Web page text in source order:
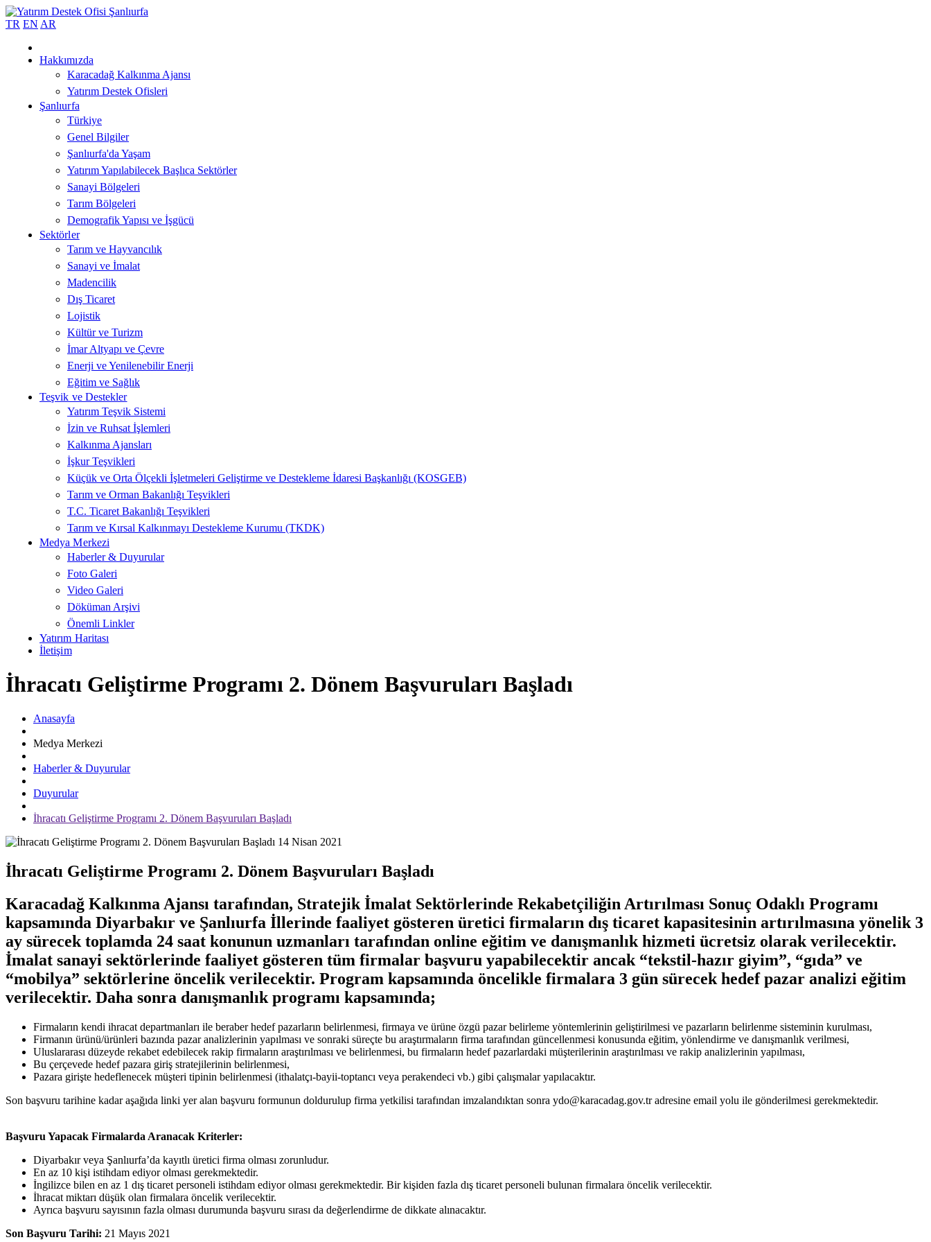
TR EN AR
Hakkımızda
Karacadağ Kalkınma Ajansı
Yatırım Destek Ofisleri
Şanlıurfa
Türkiye
Genel Bilgiler
Şanlıurfa'da Yaşam
Yatırım Yapılabilecek Başlıca Sektörler
Sanayi Bölgeleri
Tarım Bölgeleri
Demografik Yapısı ve İşgücü
Sektörler
Tarım ve Hayvancılık
Sanayi ve İmalat
Madencilik
Dış Ticaret
Lojistik
Kültür ve Turizm
İmar Altyapı ve Çevre
Enerji ve Yenilenebilir Enerji
Eğitim ve Sağlık
Teşvik ve Destekler
Yatırım Teşvik Sistemi
İzin ve Ruhsat İşlemleri
Kalkınma Ajansları
İşkur Teşvikleri
Küçük ve Orta Ölçekli İşletmeleri Geliştirme ve Destekleme İdaresi Başkanlığı (KOSGEB)
Tarım ve Orman Bakanlığı Teşvikleri
T.C. Ticaret Bakanlığı Teşvikleri
Tarım ve Kırsal Kalkınmayı Destekleme Kurumu (TKDK)
Medya Merkezi
Haberler & Duyurular
Foto Galeri
Video Galeri
Döküman Arşivi
Önemli Linkler
Yatırım Haritası
İletişim
İhracatı Geliştirme Programı 2. Dönem Başvuruları Başladı
Anasayfa
Medya Merkezi
Haberler & Duyurular
Duyurular
İhracatı Geliştirme Programı 2. Dönem Başvuruları Başladı
14 Nisan 2021
İhracatı Geliştirme Programı 2. Dönem Başvuruları Başladı
Karacadağ Kalkınma Ajansı tarafından, Stratejik İmalat Sektörlerinde Rekabetçiliğin Artırılması Sonuç Odaklı Programı
kapsamında Diyarbakır ve Şanlıurfa İllerinde faaliyet gösteren üretici firmaların dış ticaret kapasitesinin artırılmasına yönelik 3
ay sürecek toplamda 24 saat konunun uzmanları tarafından online eğitim ve danışmanlık hizmeti ücretsiz olarak verilecektir.
İmalat sanayi sektörlerinde faaliyet gösteren tüm firmalar başvuru yapabilecektir ancak “tekstil-hazır giyim”, “gıda” ve
“mobilya” sektörlerine öncelik verilecektir. Program kapsamında öncelikle firmalara 3 gün sürecek hedef pazar analizi eğitim
verilecektir. Daha sonra danışmanlık programı kapsamında;
Firmaların kendi ihracat departmanları ile beraber hedef pazarların belirlenmesi, firmaya ve ürüne özgü pazar belirleme yöntemlerinin geliştirilmesi ve pazarların belirlenme sisteminin kurulması,
Firmanın ürünü/ürünleri bazında pazar analizlerinin yapılması ve sonraki süreçte bu araştırmaların firma tarafından güncellenmesi konusunda eğitim, yönlendirme ve danışmanlık verilmesi,
Uluslararası düzeyde rekabet edebilecek rakip firmaların araştırılması ve belirlenmesi, bu firmaların hedef pazarlardaki müşterilerinin araştırılması ve rakip analizlerinin yapılması,
Bu çerçevede hedef pazara giriş stratejilerinin belirlenmesi,
Pazara girişte hedeflenecek müşteri tipinin belirlenmesi (ithalatçı-bayii-toptancı veya perakendeci vb.) gibi çalışmalar yapılacaktır.
Son başvuru tarihine kadar aşağıda linki yer alan başvuru formunun doldurulup firma yetkilisi tarafından imzalandıktan sonra ydo@karacadag.gov.tr adresine email yolu ile gönderilmesi gerekmektedir.
Başvuru Yapacak Firmalarda Aranacak Kriterler:
Diyarbakır veya Şanlıurfa’da kayıtlı üretici firma olması zorunludur.
En az 10 kişi istihdam ediyor olması gerekmektedir.
İngilizce bilen en az 1 dış ticaret personeli istihdam ediyor olması gerekmektedir. Bir kişiden fazla dış ticaret personeli bulunan firmalara öncelik verilecektir.
İhracat miktarı düşük olan firmalara öncelik verilecektir.
Ayrıca başvuru sayısının fazla olması durumunda başvuru sırası da değerlendirme de dikkate alınacaktır.
Son Başvuru Tarihi: 21 Mayıs 2021